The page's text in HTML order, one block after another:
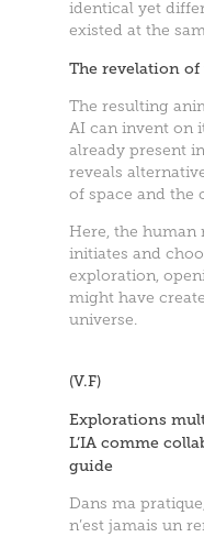
identical yet
existed at the
The revelation of
The resulting
AI can invent on
already present
reveals
of space and the
Here, the human
initiates and
exploration,
might have
universe.
(V.F)
Explorations
L’IA comme
guide
Dans ma
n’est jamais un